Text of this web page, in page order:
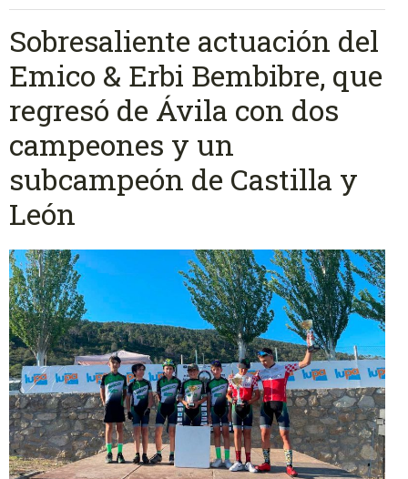
Sobresaliente actuación del
Emico & Erbi Bembibre, que
regresó de Ávila con dos
campeones y un
subcampeón de Castilla y
León